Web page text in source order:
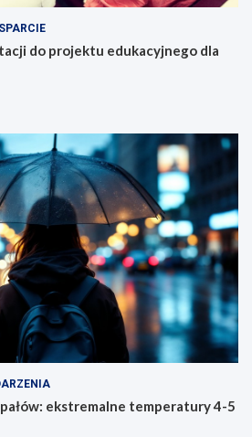
do projektu edukacyjnego dla
ekstremalne temperatury 4-5